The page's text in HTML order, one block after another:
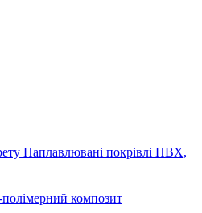
Наплавлювані покрівлі ПВХ,
композит